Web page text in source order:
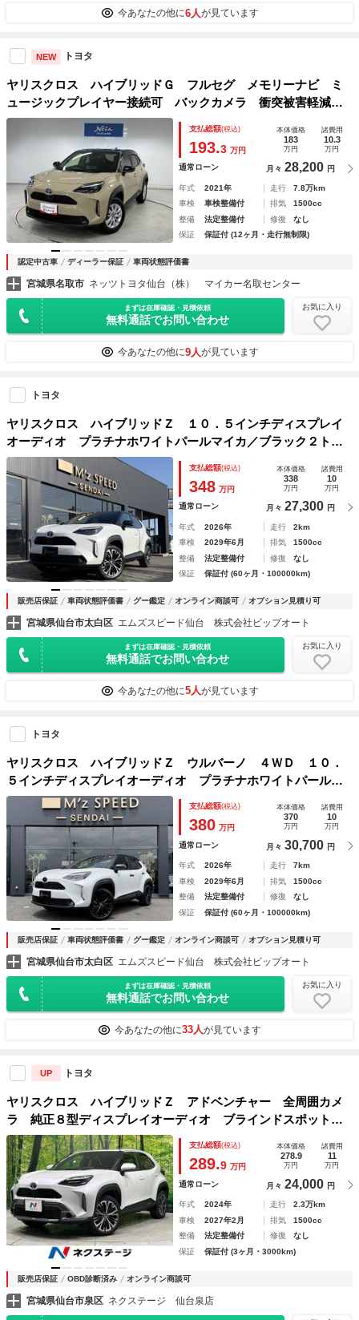
今あなたの他に6人が見ています
NEW トヨタ
ヤリスクロス ハイブリッドＧ フルセグ メモリーナビ ミ
ュージックプレイヤー接続可 バックカメラ 衝突被害軽減シ
ステム ＥＴＣ ドラレコ ＬＥＤヘッドランプ ワンオーナ
支払総額(税込)
193.3 万円
本体価格
183
万円
諸費用
10.3
万円
通常ローン 月々 28,200 円
年式 2021年 走行
7.8万km
車検
車検整備付 排気
1500cc
整備
法定整備付 修復
なし
保証
保証付 (12ヶ月・走行無制限)
認定中古車 ディーラー保証 車両状態評価書
宮城県名取市 ネッツトヨタ仙台（株） マイカー名取センター
まずは在庫確認・見積依頼
無料通話でお問い合わせ
お気に入り
今あなたの他に9人が見ています
トヨタ
ヤリスクロス ハイブリッドＺ １０．５インチディスプレイ
オーディオ プラチナホワイトパールマイカ／ブラック２トー
ン アクセサリーコンセント ハンズフリーパワーバックド
ア アダプティブハイビームシステム 寒冷地仕様
支払総額(税込)
348 万円
本体価格
338
万円
諸費用
10
万円
通常ローン 月々 27,300 円
年式 2026年 走行
2km
車検
2029年6月 排気
1500cc
整備
法定整備付 修復
なし
保証
保証付 (60ヶ月・100000km)
販売店保証 車両状態評価書 グー鑑定 オンライン商談可 オプション見積り可
宮城県仙台市太白区 エムズスピード仙台 株式会社ビップオート
まずは在庫確認・見積依頼
無料通話でお問い合わせ
お気に入り
今あなたの他に5人が見ています
トヨタ
ヤリスクロス ハイブリッドＺ ウルバーノ ４ＷＤ １０．
５インチディスプレイオーディオ プラチナホワイトパールマ
イカ／ブラック２トーン アクセサリーコンセント ハンズフ
リーパワーバックドア アダプティブハイビームシステム 寒
冷地仕様
支払総額(税込)
380 万円
本体価格
370
万円
諸費用
10
万円
通常ローン 月々 30,700 円
年式 2026年 走行
7km
車検
2029年6月 排気
1500cc
整備
法定整備付 修復
なし
保証
保証付 (60ヶ月・100000km)
販売店保証 車両状態評価書 グー鑑定 オンライン商談可 オプション見積り可
宮城県仙台市太白区 エムズスピード仙台 株式会社ビップオート
まずは在庫確認・見積依頼
無料通話でお問い合わせ
お気に入り
今あなたの他に33人が見ています
UP トヨタ
ヤリスクロス ハイブリッドＺ アドベンチャー 全周囲カメ
ラ 純正８型ディスプレイオーディオ ブラインドスポットモ
ニター パワーシート レーダークルーズ セーフティセン
ス 禁煙車 コーナーセンサー ルーフレール スマートキ
ー ＬＥＤヘッド ＥＴＣ
支払総額(税込)
289.9 万円
本体価格
278.9
万円
諸費用
11
万円
通常ローン 月々 24,000 円
年式 2024年 走行
2.3万km
車検
2027年2月 排気
1500cc
整備
法定整備付 修復
なし
保証
保証付 (3ヶ月・3000km)
販売店保証 OBD診断済み オンライン商談可
宮城県仙台市泉区 ネクステージ 仙台泉店